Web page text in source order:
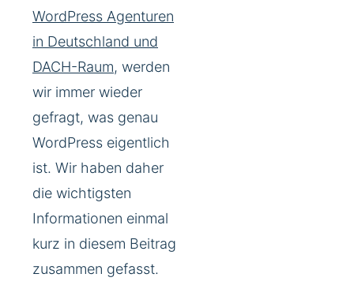
WordPress Agenturen
in Deutschland und
DACH-Raum, werden
wir immer wieder
gefragt, was genau
WordPress eigentlich
ist. Wir haben daher
die wichtigsten
Informationen einmal
kurz in diesem Beitrag
zusammen gefasst.